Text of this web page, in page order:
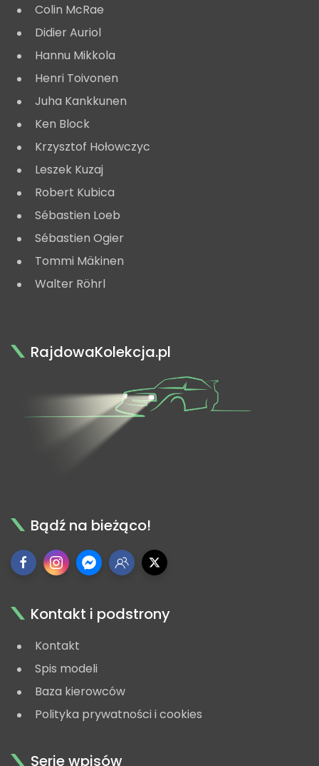
Colin McRae
Didier Auriol
Hannu Mikkola
Henri Toivonen
Juha Kankkunen
Ken Block
Krzysztof Hołowczyc
Leszek Kuzaj
Robert Kubica
Sébastien Loeb
Sébastien Ogier
Tommi Mäkinen
Walter Röhrl
RajdowaKolekcja.pl
Bądź na bieżąco!
Kontakt i podstrony
Kontakt
Spis modeli
Baza kierowców
Polityka prywatności i cookies
Serie wpisów